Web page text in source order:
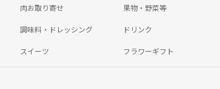
肉お取り寄せ 果物・野菜等
調味料・ドレッシング ドリンク
スイーツ フラワーギフト